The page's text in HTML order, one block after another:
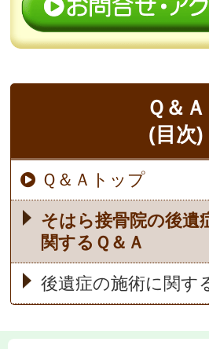
Ｑ＆Ａ
(目次)
Ｑ＆Ａトップ
そはら接骨院の後遺
関するＱ＆Ａ
後遺症の施術に関す